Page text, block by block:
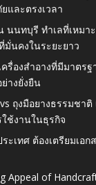
และตรงเวลา
นนทบุรี ทำเลที่เหมา
นคงในระยะยาว
ครื่องสำอางที่มีมาตร
างยั่งยืน
ถุงมือยางธรรมชา
ใช้งานในธุรกิจ
ะเทศ ต้องเตรียมเอ
Appeal of